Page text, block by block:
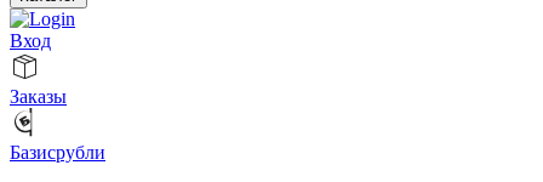
Вход
Заказы
Базисрубли